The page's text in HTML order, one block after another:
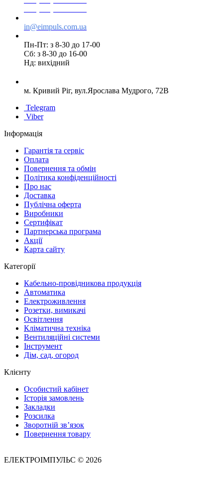
in@eimpuls.com.ua
Пн-Пт: з 8-30 до 17-00
Сб: з 8-30 до 16-00
Нд: вихідний
м. Кривий Ріг, вул.Ярослава Мудрого, 72В
Telegram
Viber
Інформація
Гарантія та сервіс
Оплата
Повернення та обмін
Політика конфіденційності
Про нас
Доставка
Публічна оферта
Виробники
Сертифікат
Партнерська програма
Акції
Карта сайту
Категорії
Кабельно-провідникова продукція
Автоматика
Електроживлення
Розетки, вимикачі
Освітлення
Кліматична техніка
Вентиляційні системи
Інструмент
Дім, сад, огород
Клієнту
Особистий кабінет
Історія замовлень
Закладки
Розсилка
Зворотній зв’язок
Повернення товару
ЕЛЕКТРОІМПУЛЬС © 2026